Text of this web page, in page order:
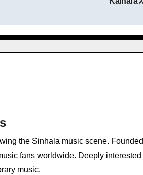
the Sinhala music scene. Founded
fans worldwide. Deeply interested
music.